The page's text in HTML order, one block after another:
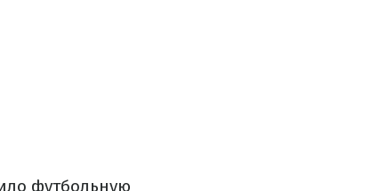
футбольную